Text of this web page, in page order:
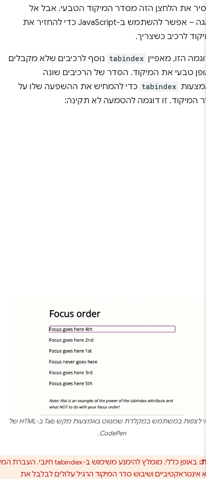
את הלחצן הזה מסדר המיקוד הטבעי. אבל אל
דאגה – אפשר להשתמש ב-JavaScript כדי להחזיר את
לרכיב כשצריך.
הזו, מאפיין tabindex נוסף לרכיבים שלא מקבלים
טבעי את המיקוד. הסדר של הרכיבים שונה
tabindex כדי להמחיש את ההשפעה שלו על
המיקוד. זו דוגמה להטמעה לא תקינה:
כדאי לצפות במשתמש במקלדת שמנווט באמצעות מקש Tab ב-HTML של
CodePen.
באופן כללי, מומלץ להימנע משימוש ב-tabindex חיובי. העברת המיקוד
לא אינטראקטיביים ושיבוש סדר המיקוד הרגיל עלולים לבלבל את